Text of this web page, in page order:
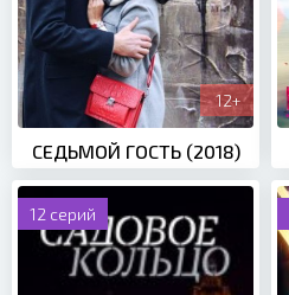
12+
СЕДЬМОЙ ГОСТЬ (2018)
12 серий